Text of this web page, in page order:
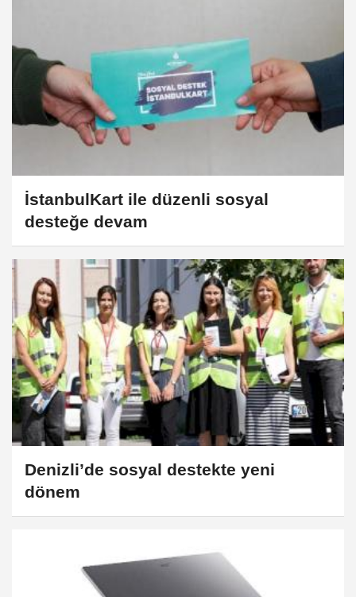
İstanbulKart ile düzenli sosyal
desteğe devam
Denizli’de sosyal destekte yeni
dönem